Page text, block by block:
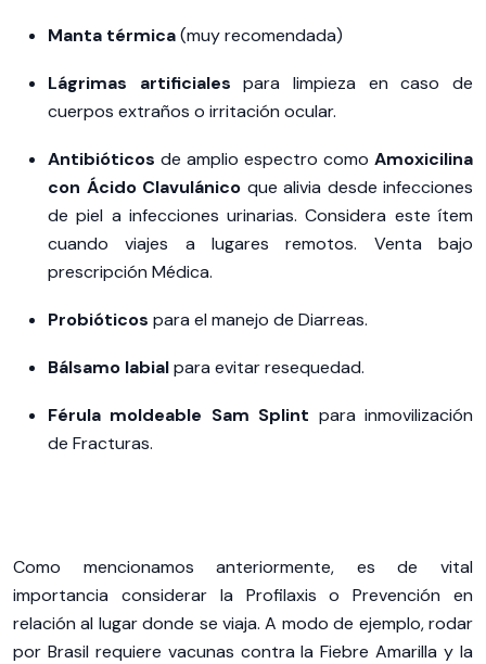
Manta térmica(muy recomendada)
Lágrimas artificiales para limpieza en caso de
cuerpos extraños o irritación ocular.
Antibióticos de amplio espectro como Amoxicilina
con Ácido Clavulánico que alivia desde infecciones
de piel a infecciones urinarias. Considera este ítem
cuando viajes a lugares remotos. Venta bajo
prescripción Médica.
Probióticos para el manejo de Diarreas.
Bálsamo labialpara evitar resequedad.
Férula moldeable Sam Splint para inmovilización
de Fracturas.
Como mencionamos anteriormente, es de vital
importancia considerar la Profilaxis o Prevención en
relación al lugar donde se viaja. A modo de ejemplo, rodar
por Brasil requiere vacunas contra la Fiebre Amarilla y la